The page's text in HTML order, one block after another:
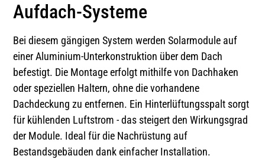
Aufdach-Systeme
Bei diesem gängigen System werden Solarmodule auf
einer Aluminium-Unterkonstruktion über dem Dach
befestigt. Die Montage erfolgt mithilfe von Dachhaken
oder speziellen Haltern, ohne die vorhandene
Dachdeckung zu entfernen. Ein Hinterlüftungsspalt sorgt
für kühlenden Luftstrom - das steigert den Wirkungsgrad
der Module. Ideal für die Nachrüstung auf
Bestandsgebäuden dank einfacher Installation.